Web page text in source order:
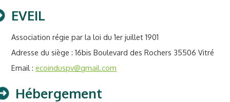
EVEIL
Association régie par la loi du 1er juillet 1901
Adresse du siège : 16bis Boulevard des Rochers 35506 Vitré
Email :ecoinduspv@gmail.com
Hébergement